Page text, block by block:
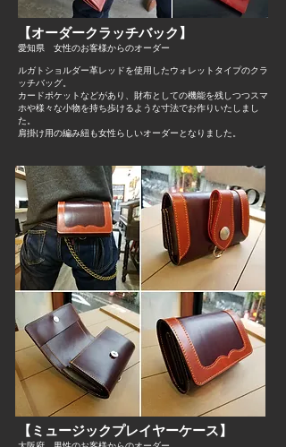
【オーダークラッチバック】
愛知県 女性のお客様からのオーダー​
ルガトショルダー革レッドを使用したウォレットタイプのクラ
ッチバッグ。
カードポケットなどがあり、財布としての機能を残しつつスマ
ホや様々な小物を持ち歩けるような寸法でお作りいたしまし
た。
​肩掛け用の編み紐も女性らしいオーダーとなりました。
【ミュージックプレイヤーケース】